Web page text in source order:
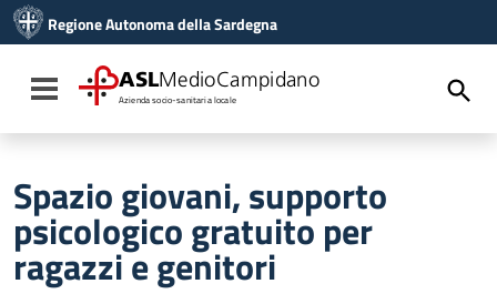
Vai al menu di navigazione
Vai al footer
Regione Autonoma della Sardegna
Toggle navigation
ASLMedioCampidano
Azienda socio-sanitaria locale
Spazio giovani, supporto
psicologico gratuito per
ragazzi e genitori